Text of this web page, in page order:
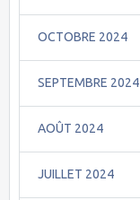
OCTOBRE 2024
SEPTEMBRE 2024
AOÛT 2024
JUILLET 2024